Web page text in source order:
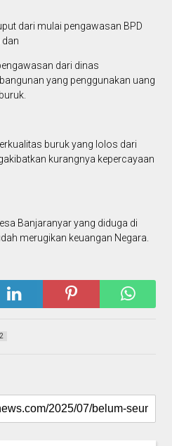
dari mulai pengawasan BPD
dari dinas
yang penggunakan uang
buruk yang lolos dari
kurangnya kepercayaan
Banjaranyar yang diduga di
merugikan keuangan Negara.